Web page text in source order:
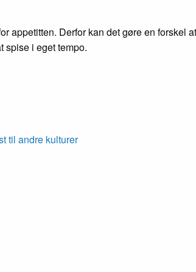
Derfor kan det gøre en forskel
spise i eget tempo.
til andre kulturer